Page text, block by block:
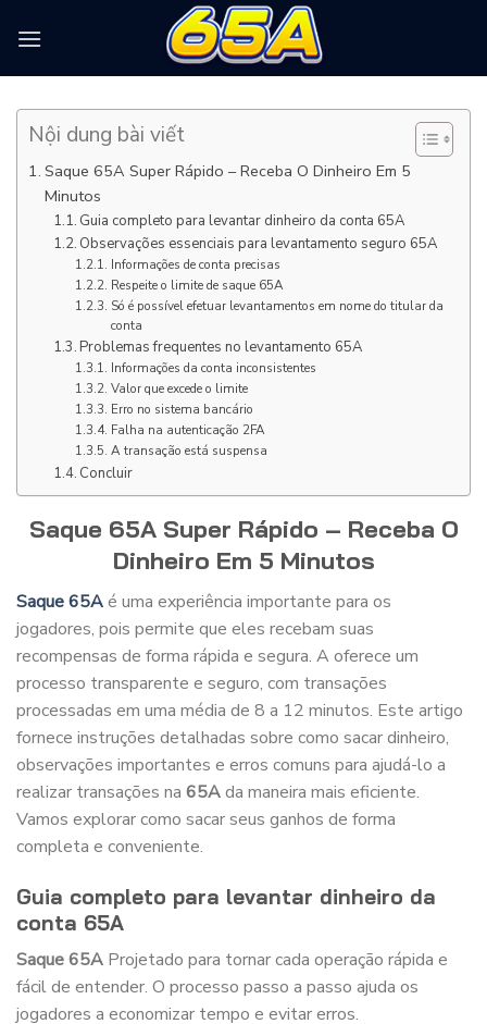
đến
Nội dung bài viết
Saque 65A Super Rápido – Receba O Dinheiro Em 5
Minutos
Guia completo para levantar dinheiro da conta 65A
Observações essenciais para levantamento seguro 65A
Informações de conta precisas
Respeite o limite de saque 65A
Só é possível efetuar levantamentos em nome do titular da
conta
Problemas frequentes no levantamento 65A
Informações da conta inconsistentes
Valor que excede o limite
Erro no sistema bancário
Falha na autenticação 2FA
A transação está suspensa
Concluir
Saque 65A Super Rápido – Receba O
Dinheiro Em 5 Minutos
Saque 65Aé uma experiência importante para os
jogadores, pois permite que eles recebam suas
recompensas de forma rápida e segura. A oferece um
processo transparente e seguro, com transações
processadas em uma média de 8 a 12 minutos. Este artigo
fornece instruções detalhadas sobre como sacar dinheiro,
observações importantes e erros comuns para ajudá-lo a
realizar transações na 65Ada maneira mais eficiente.
Vamos explorar como sacar seus ganhos de forma
completa e conveniente.
Guia completo para levantar dinheiro da
conta 65A
Saque 65A Projetado para tornar cada operação rápida e
fácil de entender. O processo passo a passo ajuda os
jogadores a economizar tempo e evitar erros.